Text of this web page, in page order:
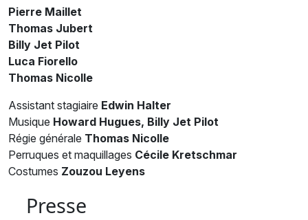
Pierre Maillet
Thomas Jubert
Billy Jet Pilot
Luca Fiorello
Thomas Nicolle
Assistant stagiaire Edwin Halter
Musique Howard Hugues, Billy Jet Pilot
Régie générale Thomas Nicolle
Perruques et maquillages Cécile Kretschmar
Costumes Zouzou Leyens
Presse